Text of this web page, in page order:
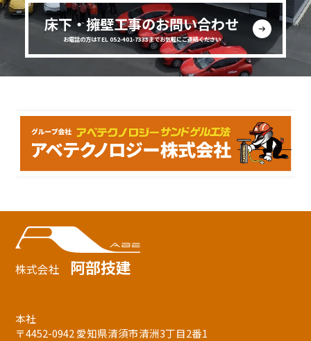
床下・擁壁工事のお問い合わせ
お電話の方はTEL 052-401-7333までお気軽にご連絡ください
株式会社 阿部技建
本社
〒4452-0942 愛知県清須市清洲3丁目2番1